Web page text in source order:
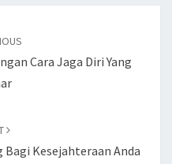
Cara Jaga Diri Yang
Kesejahteraan Anda